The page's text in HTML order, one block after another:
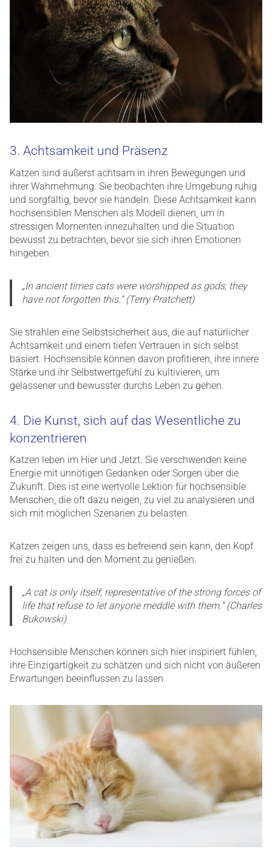
3. Achtsamkeit und Präsenz
Katzen sind äußerst achtsam in ihren Bewegungen und
ihrer Wahrnehmung. Sie beobachten ihre Umgebung ruhig
und sorgfältig, bevor sie handeln. Diese Achtsamkeit kann
hochsensiblen Menschen als Modell dienen, um in
stressigen Momenten innezuhalten und die Situation
bewusst zu betrachten, bevor sie sich ihren Emotionen
hingeben.
„In ancient times cats were worshipped as gods; they
have not forgotten this.“ (Terry Pratchett)
Sie strahlen eine Selbstsicherheit aus, die auf natürlicher
Achtsamkeit und einem tiefen Vertrauen in sich selbst
basiert. Hochsensible können davon profitieren, ihre innere
Stärke und ihr Selbstwertgefühl zu kultivieren, um
gelassener und bewusster durchs Leben zu gehen.
4. Die Kunst, sich auf das Wesentliche zu
konzentrieren
Katzen leben im Hier und Jetzt. Sie verschwenden keine
Energie mit unnötigen Gedanken oder Sorgen über die
Zukunft. Dies ist eine wertvolle Lektion für hochsensible
Menschen, die oft dazu neigen, zu viel zu analysieren und
sich mit möglichen Szenarien zu belasten.
Katzen zeigen uns, dass es befreiend sein kann, den Kopf
frei zu halten und den Moment zu genießen.
„A cat is only itself, representative of the strong forces of
life that refuse to let anyone meddle with them.“ (Charles
Bukowski)
Hochsensible Menschen können sich hier inspiriert fühlen,
ihre Einzigartigkeit zu schätzen und sich nicht von äußeren
Erwartungen beeinflussen zu lassen.